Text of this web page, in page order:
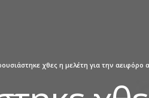
χθες η μελέτη για την